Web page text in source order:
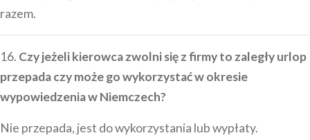
razem.
16. Czy jeżeli kierowca zwolni się z firmy to zaległy urlop
przepada czy może go wykorzystać w okresie
wypowiedzenia w Niemczech?
Nie przepada, jest do wykorzystania lub wypłaty.